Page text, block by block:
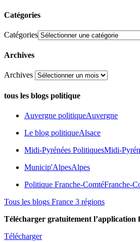
Catégories
Catégories
Archives
Archives
tous les blogs politique
Auvergne politiqueAuvergne
Le blog politiqueAlsace
Midi-Pyrénées PolitiquesMidi-
Municip'AlpesAlpes
Politique Franche-ComtéFranche-
Tous les blogs France 3 régions
Télécharger gratuitement l’application
Télécharger